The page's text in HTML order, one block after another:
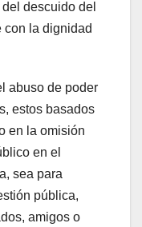
descuido del
con la dignidad
abuso de poder
estos basados
en la omisión
en el
sea para
pública,
amigos o